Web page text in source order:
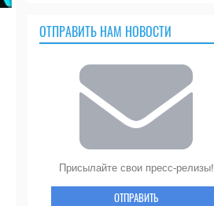
ОТПРАВИТЬ НАМ НОВОСТИ
Присылайте свои пресс-релизы!
ОТПРАВИТЬ